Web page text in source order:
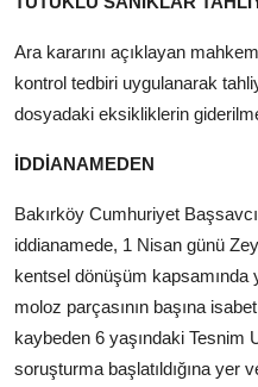
Ara kararını açıklayan
kontrol tedbiri uygulanarak
dosyadaki eksikliklerin
İDDİANAMEDEN
Bakırköy Cumhuriyet
iddianamede, 1 Nisan günü
kentsel dönüşüm kapsamında
moloz parçasının başına
kaybeden 6 yaşındaki Tesnim
soruşturma başlatıldığına yer